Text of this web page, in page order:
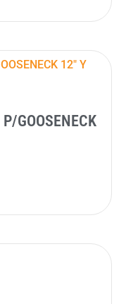
GOOSENECK